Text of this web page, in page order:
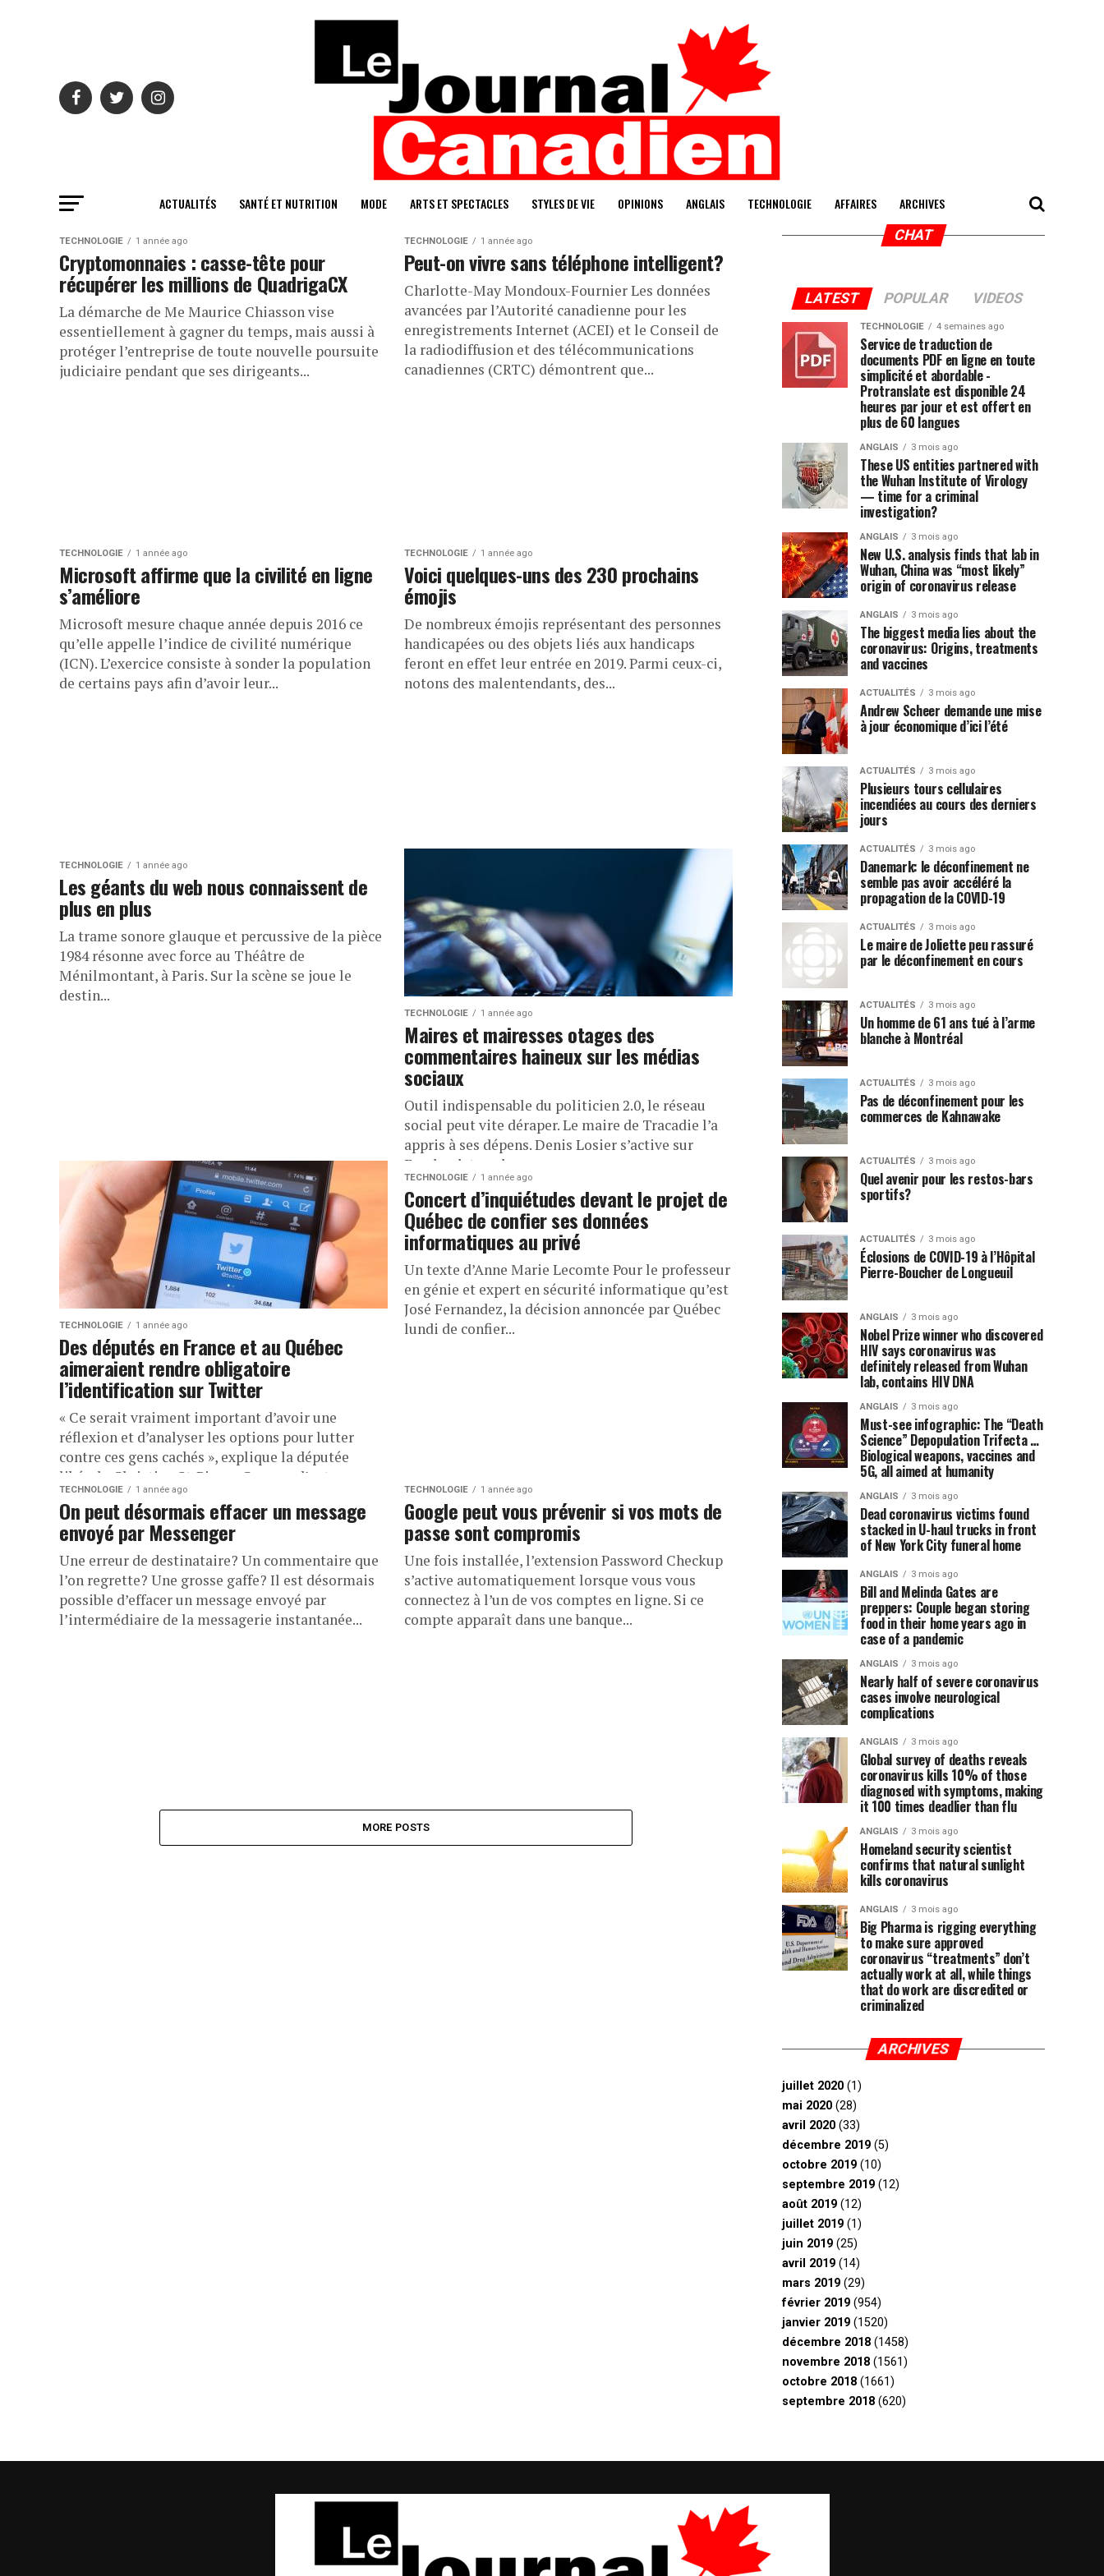
ACTUALITÉS SANTÉ ET NUTRITION MODE ARTS ET SPECTACLES STYLES DE VIE OPINIONS ANGLAIS TECHNOLOGIE AFFAIRES ARCHIVES
TECHNOLOGIE 1 année ago
Cryptomonnaies : casse-tête pour
récupérer les millions de QuadrigaCX
La démarche de Me Maurice Chiasson vise
essentiellement à gagner du temps, mais aussi à
protéger l’entreprise de toute nouvelle poursuite
judiciaire pendant que ses dirigeants...
TECHNOLOGIE 1 année ago
Peut-on vivre sans téléphone intelligent?
Charlotte-May Mondoux-Fournier Les données
avancées par l’Autorité canadienne pour les
enregistrements Internet (ACEI) et le Conseil de
la radiodiffusion et des télécommunications
canadiennes (CRTC) démontrent que...
TECHNOLOGIE 1 année ago
Microsoft affirme que la civilité en ligne
s’améliore
Microsoft mesure chaque année depuis 2016 ce
qu’elle appelle l’indice de civilité numérique
(ICN). L’exercice consiste à sonder la population
de certains pays afin d’avoir leur...
TECHNOLOGIE 1 année ago
Voici quelques-uns des 230 prochains
émojis
De nombreux émojis représentant des personnes
handicapées ou des objets liés aux handicaps
feront en effet leur entrée en 2019. Parmi ceux-ci,
notons des malentendants, des...
TECHNOLOGIE 1 année ago
Les géants du web nous connaissent de
plus en plus
La trame sonore glauque et percussive de la pièce
1984 résonne avec force au Théâtre de
Ménilmontant, à Paris. Sur la scène se joue le
destin...
TECHNOLOGIE 1 année ago
Maires et mairesses otages des
commentaires haineux sur les médias
sociaux
Outil indispensable du politicien 2.0, le réseau
social peut vite déraper. Le maire de Tracadie l’a
appris à ses dépens. Denis Losier s’active sur
Facebook tous les...
TECHNOLOGIE 1 année ago
Des députés en France et au Québec
aimeraient rendre obligatoire
l’identification sur Twitter
« Ce serait vraiment important d’avoir une
réflexion et d’analyser les options pour lutter
contre ces gens cachés », explique la députée
libérale Christine St-Pierre. Comme d’autres
élus...
TECHNOLOGIE 1 année ago
Concert d’inquiétudes devant le projet de
Québec de confier ses données
informatiques au privé
Un texte d’Anne Marie Lecomte Pour le professeur
en génie et expert en sécurité informatique qu’est
José Fernandez, la décision annoncée par Québec
lundi de confier...
TECHNOLOGIE 1 année ago
On peut désormais effacer un message
envoyé par Messenger
Une erreur de destinataire? Un commentaire que
l’on regrette? Une grosse gaffe? Il est désormais
possible d’effacer un message envoyé par
l’intermédiaire de la messagerie instantanée...
TECHNOLOGIE 1 année ago
Google peut vous prévenir si vos mots de
passe sont compromis
Une fois installée, l’extension Password Checkup
s’active automatiquement lorsque vous vous
connectez à l’un de vos comptes en ligne. Si ce
compte apparaît dans une banque...
MORE POSTS
CHAT
LATEST POPULAR VIDEOS
TECHNOLOGIE 4 semaines ago
Service de traduction de
documents PDF en ligne en toute
simplicité et abordable -
Protranslate est disponible 24
heures par jour et est offert en
plus de 60 langues
ANGLAIS 3 mois ago
These US entities partnered with
the Wuhan Institute of Virology
— time for a criminal
investigation?
ANGLAIS 3 mois ago
New U.S. analysis finds that lab in
Wuhan, China was “most likely”
origin of coronavirus release
ANGLAIS 3 mois ago
The biggest media lies about the
coronavirus: Origins, treatments
and vaccines
ACTUALITÉS 3 mois ago
Andrew Scheer demande une mise
à jour économique d’ici l’été
ACTUALITÉS 3 mois ago
Plusieurs tours cellulaires
incendiées au cours des derniers
jours
ACTUALITÉS 3 mois ago
Danemark: le déconfinement ne
semble pas avoir accéléré la
propagation de la COVID-19
ACTUALITÉS 3 mois ago
Le maire de Joliette peu rassuré
par le déconfinement en cours
ACTUALITÉS 3 mois ago
Un homme de 61 ans tué à l’arme
blanche à Montréal
ACTUALITÉS 3 mois ago
Pas de déconfinement pour les
commerces de Kahnawake
ACTUALITÉS 3 mois ago
Quel avenir pour les restos-bars
sportifs?
ACTUALITÉS 3 mois ago
Éclosions de COVID-19 à l’Hôpital
Pierre-Boucher de Longueuil
ANGLAIS 3 mois ago
Nobel Prize winner who discovered
HIV says coronavirus was
definitely released from Wuhan
lab, contains HIV DNA
ANGLAIS 3 mois ago
Must-see infographic: The “Death
Science” Depopulation Trifecta …
Biological weapons, vaccines and
5G, all aimed at humanity
ANGLAIS 3 mois ago
Dead coronavirus victims found
stacked in U-haul trucks in front
of New York City funeral home
ANGLAIS 3 mois ago
Bill and Melinda Gates are
preppers: Couple began storing
food in their home years ago in
case of a pandemic
ANGLAIS 3 mois ago
Nearly half of severe coronavirus
cases involve neurological
complications
ANGLAIS 3 mois ago
Global survey of deaths reveals
coronavirus kills 10% of those
diagnosed with symptoms, making
it 100 times deadlier than flu
ANGLAIS 3 mois ago
Homeland security scientist
confirms that natural sunlight
kills coronavirus
ANGLAIS 3 mois ago
Big Pharma is rigging everything
to make sure approved
coronavirus “treatments” don’t
actually work at all, while things
that do work are discredited or
criminalized
ARCHIVES
juillet 2020 (1)
mai 2020 (28)
avril 2020 (33)
décembre 2019 (5)
octobre 2019 (10)
septembre 2019 (12)
août 2019 (12)
juillet 2019 (1)
juin 2019 (25)
avril 2019 (14)
mars 2019 (29)
février 2019 (954)
janvier 2019 (1520)
décembre 2018 (1458)
novembre 2018 (1561)
octobre 2018 (1661)
septembre 2018 (620)